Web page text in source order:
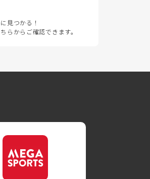
見つかる！
らからご確認できます。